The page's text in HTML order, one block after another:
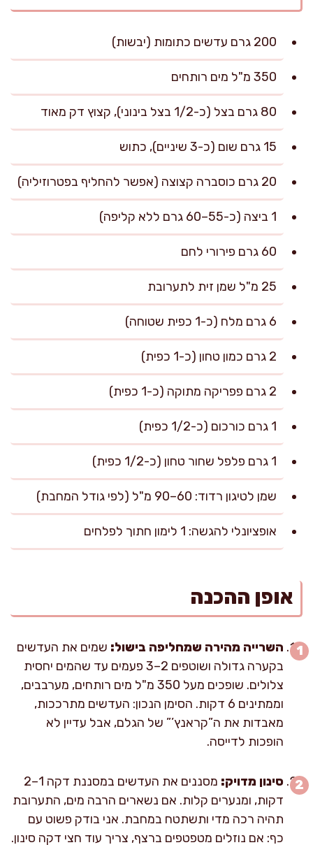
200 גרם עדשים כתומות (יבשות)
350 מ"ל מים רותחים
80 גרם בצל (כ-1/2 בצל בינוני), קצוץ דק מאוד
15 גרם שום (כ-3 שיניים), כתוש
20 גרם כוסברה קצוצה (אפשר להחליף בפטרוזיליה)
1 ביצה (כ-55–60 גרם ללא קליפה)
60 גרם פירורי לחם
25 מ"ל שמן זית לתערובת
6 גרם מלח (כ-1 כפית שטוחה)
2 גרם כמון טחון (כ-1 כפית)
2 גרם פפריקה מתוקה (כ-1 כפית)
1 גרם כורכום (כ-1/2 כפית)
1 גרם פלפל שחור טחון (כ-1/2 כפית)
שמן לטיגון רדוד: 60–90 מ"ל (לפי גודל המחבת)
אופציונלי להגשה: 1 לימון חתוך לפלחים
אופן ההכנה
השרייה מהירה שמחליפה בישול: שמים את העדשים
בקערה גדולה ושוטפים 2–3 פעמים עד שהמים יחסית
צלולים. שופכים מעל 350 מ"ל מים רותחים, מערבבים,
וממתינים 6 דקות. הסימן הנכון: העדשים מתרככות,
מאבדות את ה”קראנץ’” של הגלם, אבל עדיין לא
הופכות לדייסה.
סינון מדויק:
מסננים את העדשים במסננת דקה 1–2
דקות, ומנערים קלות. אם נשארים הרבה מים, התערובת
תהיה רכה מדי ותשתטח במחבת. אני בודק פשוט עם
כף: אם נוזלים מטפטפים ברצף, צריך עוד חצי דקה סינון.